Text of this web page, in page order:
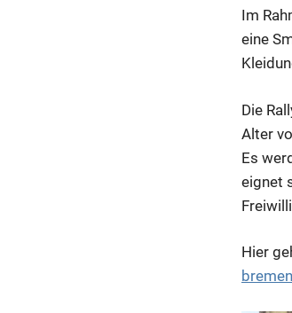
Im
eine
Die
Alter
Es
eignet
Hier
bremen